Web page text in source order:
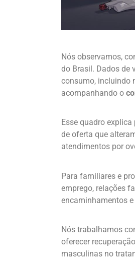
Nós observamos,
do Brasil. Dados de
consumo, incluindo
acompanhando o
Esse quadro explica
de oferta que
atendimentos por
Para familiares e
emprego, relações
encaminhamentos
Nós trabalhamos
oferecer
masculinas no